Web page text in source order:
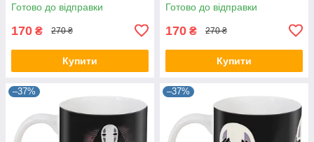
Готово до відправки
170 ₴ 270 ₴
Купити
Готово до відправки
170 ₴ 270 ₴
Купити
–37% –37%